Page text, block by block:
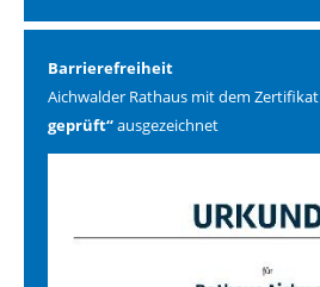
Barrierefreiheit
Aichwalder Rathaus mit dem Zertifikat
geprüft“ausgezeichnet